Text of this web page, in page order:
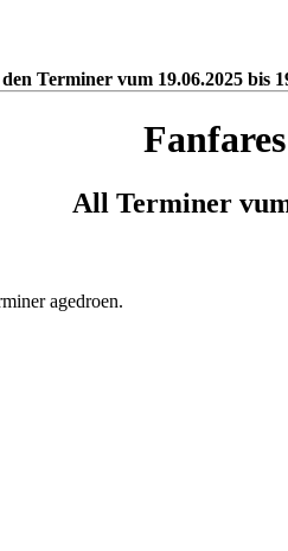
Terminer vum 19.06.2025 bis
All Terminer vum
agedroen.